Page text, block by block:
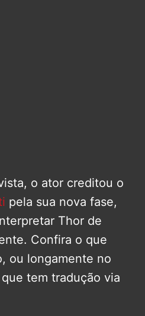
o ator creditou o
pela sua nova fase,
Thor de
Confira o que
ou longamente no
tem tradução via